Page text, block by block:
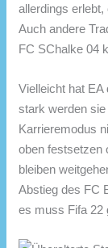
allerdings
Auch andere
FC SChalke 04
Vielleicht hat
stark werden
Karrieremodus
oben festsetzen
bleiben
Abstieg des FC
es muss Fifa 22